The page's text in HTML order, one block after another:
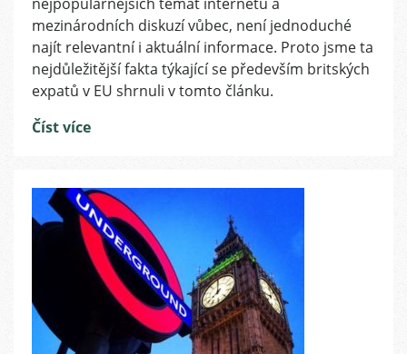
mezinárodních diskuzí vůbec, není jednoduché
najít relevantní i aktuální informace. Proto jsme ta
nejdůležitější fakta týkající se především britských
expatů v EU shrnuli v tomto článku.
Číst více